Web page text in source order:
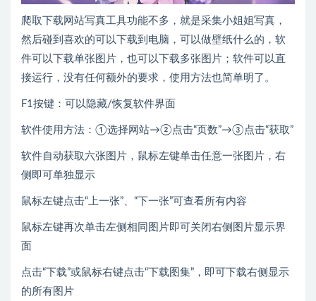
爬取下载网站写真工具功能不多，就是采集小姐姐写真，
然后碰到喜欢的可以下载到电脑，可以做壁纸什么的，软
件可以下载单张图片，也可以下载多张图片；软件可以直
接运行，没有任何额外的要求，使用方法也简单明了。
F1按键：可以隐藏/恢复软件界面
软件使用方法：①选择网站→②点击“页数”→③点击“获取”
软件自动获取六张图片，鼠标左键单击任意一张图片，右
侧即可单独显示
鼠标左键点击“上一张”、“下一张”可查看所有内容
鼠标左键再次单击左侧相同图片即可关闭右侧图片显示界
面
点击“下载”或鼠标右键点击“下载图集”，即可下载右侧显示
的所有图片